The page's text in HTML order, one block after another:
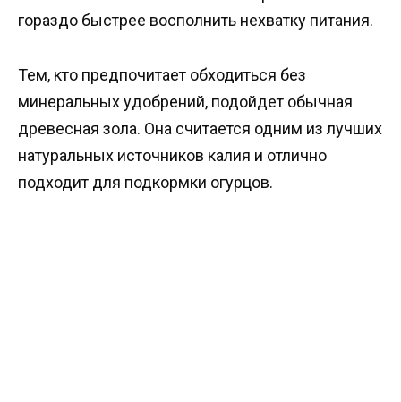
гораздо быстрее восполнить нехватку питания.
Тем, кто предпочитает обходиться без
минеральных удобрений, подойдет обычная
древесная зола. Она считается одним из лучших
натуральных источников калия и отлично
подходит для подкормки огурцов.